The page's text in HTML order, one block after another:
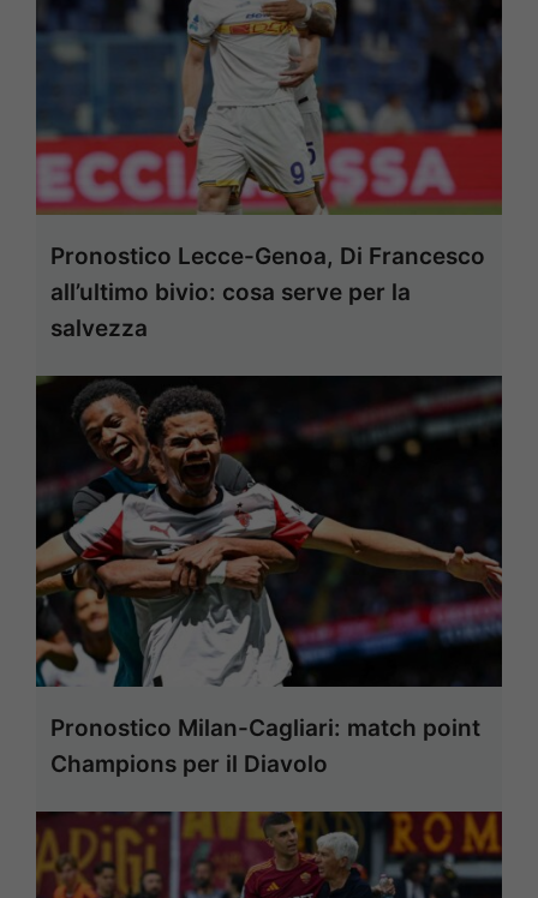
Pronostico Lecce-Genoa, Di Francesco
all’ultimo bivio: cosa serve per la
salvezza
Pronostico Milan-Cagliari: match point
Champions per il Diavolo